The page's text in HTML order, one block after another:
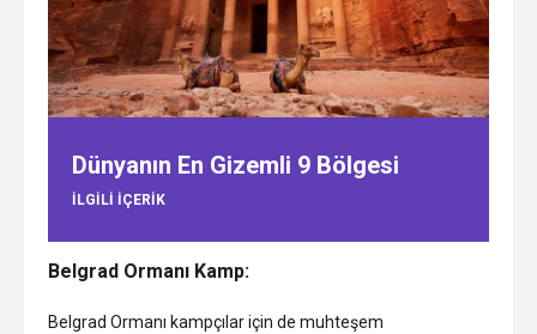
ILGILI IÇERIK
Dünyanın En Gizemli 9 Bölgesi
Belgrad Ormanı Kamp:
Belgrad Ormanı kampçılar için de muhteşem